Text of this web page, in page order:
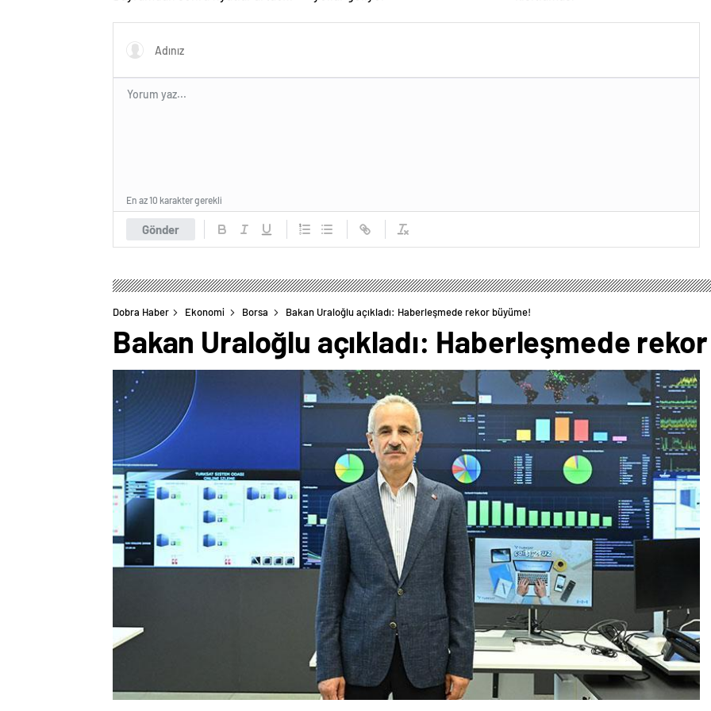
Gönder
En az 10 karakter gerekli
Dobra Haber Ekonomi Borsa Bakan Uraloğlu açıkladı: Haberleşmede rekor büyüme!
Bakan Uraloğlu açıkladı: Haberleşmede